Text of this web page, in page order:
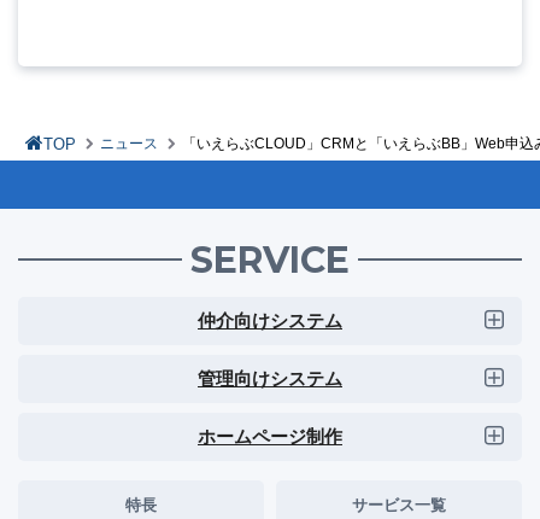
TOP ニュース 「いえらぶCLOUD」CRMと「いえらぶBB」Web申
SERVICE
仲介向けシステム
管理向けシステム
ホームページ制作
特長 サービス一覧